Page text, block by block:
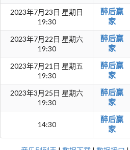
2023年7月23日 星期日
19:30
醉后赢
家
2023年7月22日 星期六
19:30
醉后赢
家
2023年7月21日 星期五
19:30
醉后赢
家
2023年3月25日 星期六
19:30
醉后赢
家
14:30
醉后赢
家